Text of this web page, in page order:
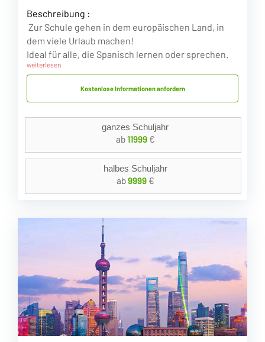
Beschreibung :
Zur Schule gehen in dem europäischen Land, in
dem viele Urlaub machen!
Ideal für alle, die Spanisch lernen oder sprechen.
weiterlesen
Kostenlose Informationen anfordern
ganzes Schuljahr
ab11999€
halbes Schuljahr
ab9999€